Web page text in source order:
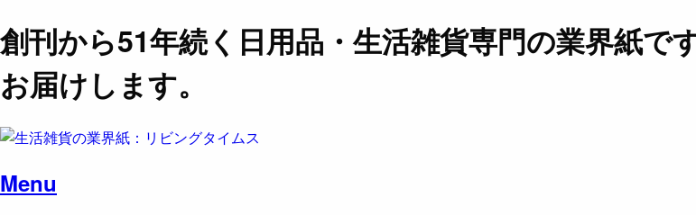
創刊から51年続く日用品・生活雑貨専門の業界紙で
お届けします。
Menu